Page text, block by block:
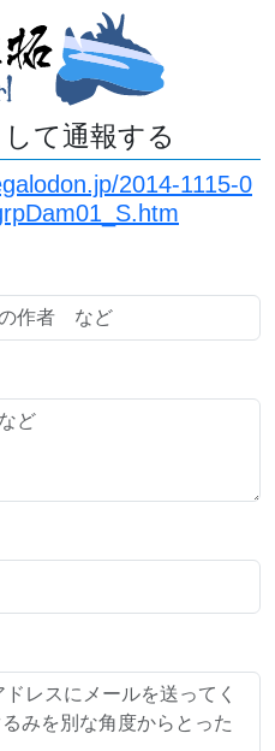
て通報する
2014-1115-0